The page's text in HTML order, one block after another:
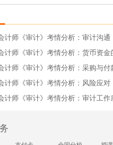
计师《审计》考情分析：审计沟通
计师《审计》考情分析：货币资金
师《审计》考情分析：采购与付款循环
计师《审计》考情分析：风险应对
计师《审计》考情分析：审计工作